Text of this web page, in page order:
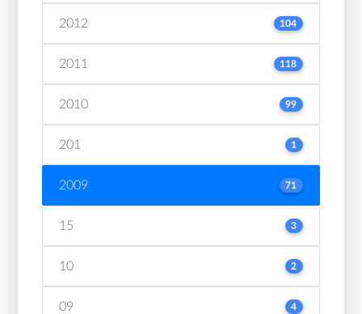
2012 104
2011 118
2010 99
201 1
2009 71
15 3
10 2
09 4